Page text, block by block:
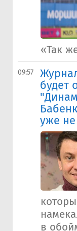
«Так
09:57
будет
уже
в